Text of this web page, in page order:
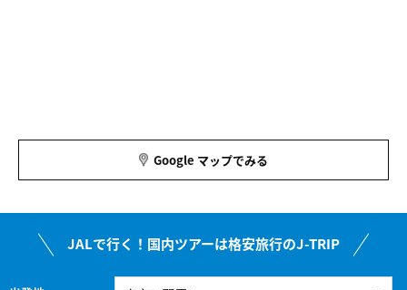
Google マップでみる
JALで行く！国内ツアーは格安旅行のJ-TRIP